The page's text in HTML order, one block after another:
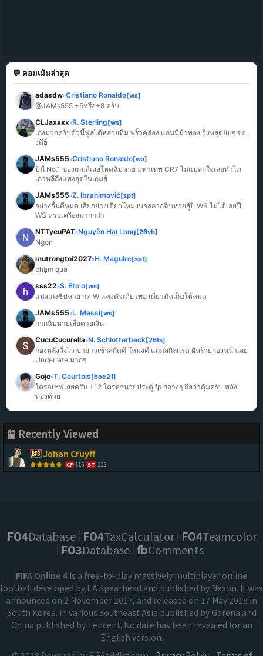
💬 คอมเม้นล่าสุด
adasdw»Cristiano Ronaldo[ws]
@JAMs555 +5หรือ+8 ครับ
CLJaxxxx»R. Sterling[ws]
เก่งมากครับตัวนี้ฟูลได้หลายทีม พริ้วคล่อง แถมมีม้าทอง วิ่งหลุดยับๆ ขอ
งดีย์
JAMs555»Cristiano Ronaldo[ws]
ปีนี้ No.1 ของเกมส์เลยโหดฉิบหาย มหาเทพ CR7 ไม่แปลกใจเลยทำไม
เกาหลีถึงแพงสุดในเกมส์
JAMs555»Z. Ibrahimović[spt]
อย่างอื่นดีหมด เสียอย่างเดียวโหม่งบอลกากฉิบหายสู้ปี WS ไม่ได้เลยปี
WS ครบเครื่องมากกว่า
NTTyeuPAT»Nguyễn Hai Long[26vb]
Ngon
mutrongtoi2027»H. Maguire[spt]
chậm quá
sss22»S. Eto'o[ws]
แม่งเก่งชิปหาย กด W แทงตัวเดียวพอ เดี๋ยวมันเก็บให้หมด
JAMs555»L. Messi[ws]
กากฉิบหายเสียดายเงิน
CucuCucurella»N. Schlotterbeck[26ts]
กองหลังวิ่งไว ขายาวเข้าสกัดดี โหม่งดี แถมสกิลแรด ฝันร้ายกองหน้าเลย
Underrate มากๆ
Gojo»T. Courtois[boe21]
โครตเซฟเลยครับ +12 ใครหานายประตู fp กลางๆ ถือว่าคุ้มครับ พลัง
ทองด้วย
Recently Viewed
Johan Cruyff
CF 116 ST 115
FO4Database FO4TaxCalculator FO4Teamcolor
FO3Database fbComments
FIFA Online 4 is a free-to-play massively multiplayer online
football developed by EA Spearhead and published by Nexon. It was
announced on 2 November 2017, and released on 17 May 2018 in
South Korea. in various Southeast Asia published by Garena and
China published by Tencent. No date has been revealed for an
English version.